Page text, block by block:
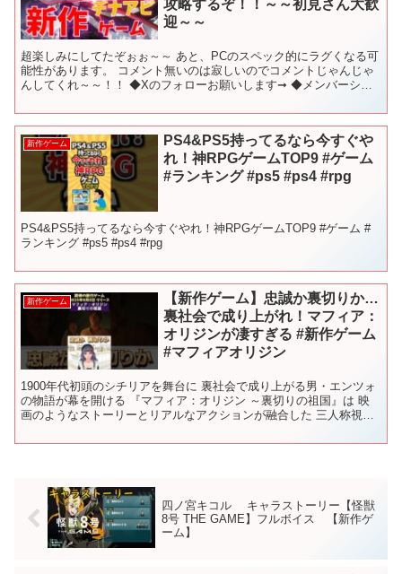
攻略するぞ！！～～初見さん大歓
迎～～
超楽しみにしてたぞぉぉ～～ あと、PCのスペック的にラグくなる可
能性があります。 コメント無いのは寂しいのでコメントじゃんじゃ
んしてくれ～～！！ ◆Xのフォローお願いします➞ ◆メンバーシっ
新作ゲーム
PS4&PS5持ってるなら今すぐや
れ！神RPGゲームTOP9 #ゲーム
#ランキング #ps5 #ps4 #rpg
PS4&PS5持ってるなら今すぐやれ！神RPGゲームTOP9 #ゲーム #
ランキング #ps5 #ps4 #rpg
新作ゲーム
【新作ゲーム】忠誠か裏切りか…
裏社会で成り上がれ！マフィア：
オリジンが凄すぎる #新作ゲーム
#マフィアオリジン
1900年代初頭のシチリアを舞台に 裏社会で成り上がる男・エンツォ
の物語が幕を開ける 『マフィア：オリジン ～裏切りの祖国』は 映
画のようなストーリーとリアルなアクションが融合した 三人称視点
四ノ宮キコル キャラストーリー【怪獣
8号 THE GAME】フルボイス 【新作ゲ
ーム】